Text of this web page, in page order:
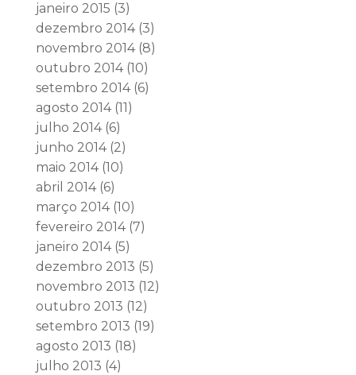
janeiro 2015 (3)
dezembro 2014(3)
novembro 2014(8)
outubro 2014(10)
setembro 2014(6)
agosto 2014(11)
julho 2014(6)
junho 2014(2)
maio 2014(10)
abril 2014(6)
março 2014(10)
fevereiro 2014(7)
janeiro 2014(5)
dezembro 2013 (5)
novembro 2013 (12)
outubro 2013 (12)
setembro 2013 (19)
agosto 2013 (18)
julho 2013 (4)